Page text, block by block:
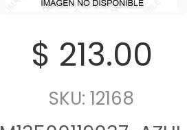
$ 213.00
SKU: 12168